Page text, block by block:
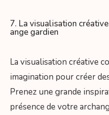
7. La visualisation
ange gardien
La visualisation créative
imagination pour créer
Prenez une grande
présence de votre